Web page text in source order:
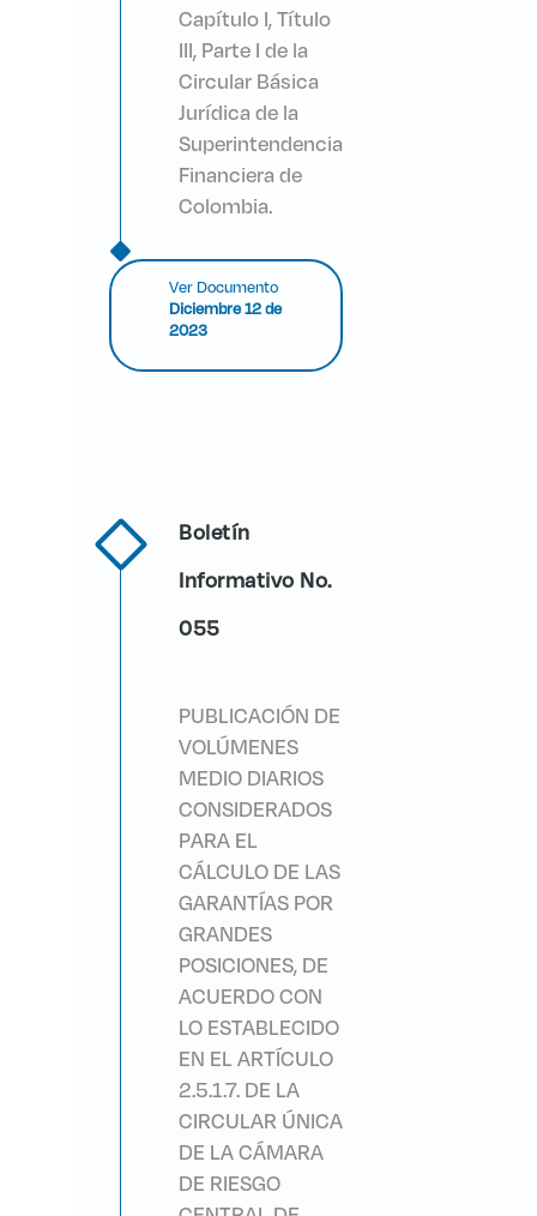
Capítulo I, Título
III, Parte I de la
Circular Básica
Jurídica de la
Superintendencia
Financiera de
Colombia.
Ver Documento
Diciembre 12 de
2023
Boletín
Informativo No.
055
PUBLICACIÓN DE
VOLÚMENES
MEDIO DIARIOS
CONSIDERADOS
PARA EL
CÁLCULO DE LAS
GARANTÍAS POR
GRANDES
POSICIONES, DE
ACUERDO CON
LO ESTABLECIDO
EN EL ARTÍCULO
2.5.1.7. DE LA
CIRCULAR ÚNICA
DE LA CÁMARA
DE RIESGO